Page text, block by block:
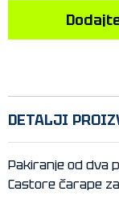
DETALJI
Pakiranje od dva
Castore čarape